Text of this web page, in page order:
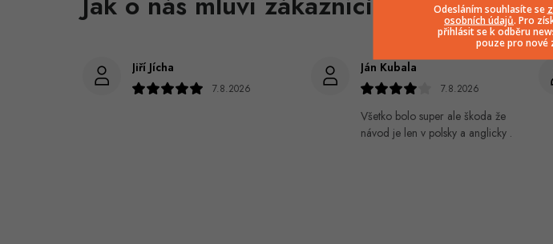
Jiří Jícha
7.8.2026
Ján Kubala
7.8.2026
Všetko bolo super ale škoda že
návod je len v polsky a anglicky .
Odesláním souhlasíte se
osobních údajů. Pro
přihlásit se k odběru
pouze pro nové